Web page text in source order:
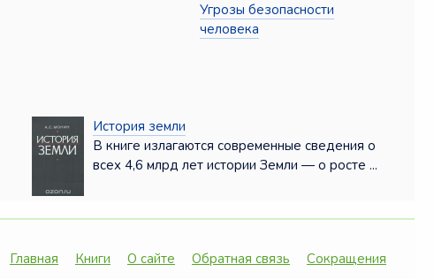
Угрозы безопасности
человека
История земли
В книге излагаются современные сведения о
всех 4,6 млрд лет истории Земли — о росте ...
Главная Книги О сайте Обратная связь Сокращения